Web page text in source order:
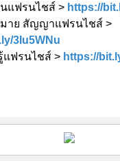
แฟรนไชส์ > https://
มาย สัญญาแฟรนไชส์ >
3Iu5WNu
แฟรนไชส์ > https://